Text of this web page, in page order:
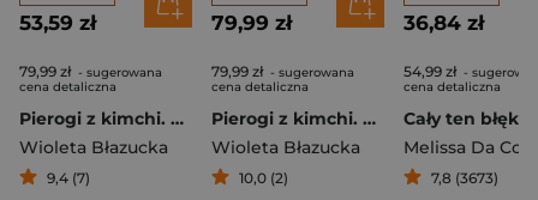
53,59 zł
79,99 zł - sugerowana
cena detaliczna
Pierogi z kimchi. Moje ulubione azjatyckie przepisy
Wioleta Błazucka
9,4 (7)
79,99 zł
79,99 zł - sugerowana
cena detaliczna
Pierogi z kimchi. Moje ulubione azjatyckie przepisy - książka z autografem
Wioleta Błazucka
10,0 (2)
36,84 zł
54,99 zł -
cena detaliczna
Cały ten błękit
Melissa Da
7,8 (3673)